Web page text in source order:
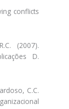
conflicts
(2007).
D.
C.C.